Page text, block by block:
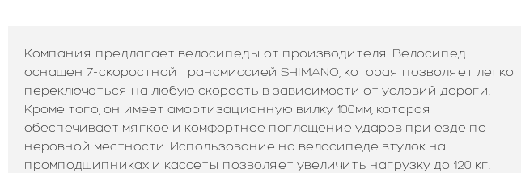
Компания предлагает велосипеды от производителя. Велосипед
оснащен 7-скоростной трансмиссией SHIMANO, которая позволяет легко
переключаться на любую скорость в зависимости от условий дороги.
Кроме того, он имеет амортизационную вилку 100мм, которая
обеспечивает мягкое и комфортное поглощение ударов при езде по
неровной местности. Использование на велосипеде втулок на
промподшипниках и кассеты позволяет увеличить нагрузку до 120 кг.